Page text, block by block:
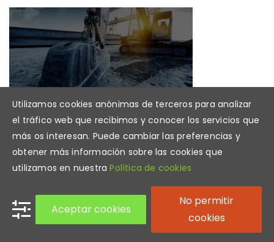
Utilizamos cookies anónimas de terceros para analizar
el tráfico web que recibimos y conocer los servicios que
más os interesan. Puede cambiar las preferencias y
obtener más información sobre las cookies que
utilizamos en nuestraPolítica de cookies
Aceptar cookies
No permitir
cookies